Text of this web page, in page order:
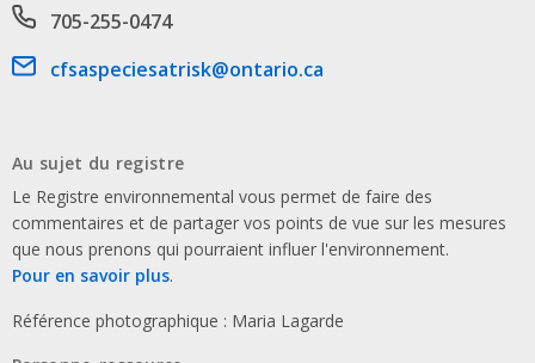
Phone number
705-255-0474
Email address
cfsaspeciesatrisk@ontario.ca
Au sujet du registre
Le Registre environnemental vous permet de faire des
commentaires et de partager vos points de vue sur les mesures
que nous prenons qui pourraient influer l'environnement.
Pour en savoir plus.
Référence photographique : Maria Lagarde